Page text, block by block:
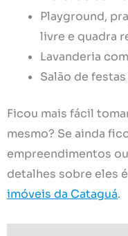
Playground,
livre e quadra
Lavanderia
Salão de
Ficou mais fácil
mesmo? Se ainda
empreendimentos
detalhes sobre eles
imóveis da Cataguá.